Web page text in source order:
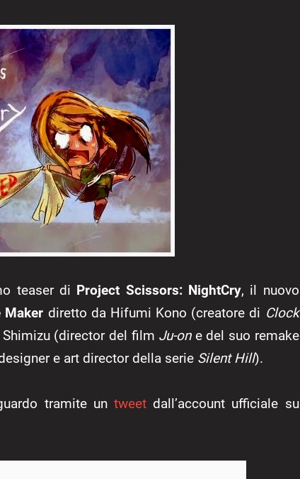
teaser di Project Scissors: NightCry, il nuovo
Maker diretto da Hifumi Kono (creatore di Clock
(director del film Ju-one del suo remake
e art director della serie Silent Hill).
tramite un tweetdall’account ufficiale su